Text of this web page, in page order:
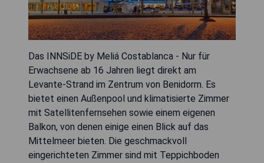
Das INNSiDE by Meliá Costablanca - Nur für
Erwachsene ab 16 Jahren liegt direkt am
Levante-Strand im Zentrum von Benidorm. Es
bietet einen Außenpool und klimatisierte Zimmer
mit Satellitenfernsehen sowie einem eigenen
Balkon, von denen einige einen Blick auf das
Mittelmeer bieten. Die geschmackvoll
eingerichteten Zimmer sind mit Teppichboden